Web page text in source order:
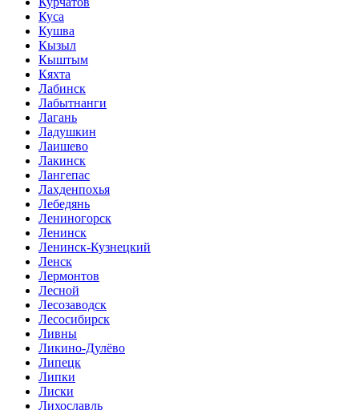
Куса
Кушва
Кызыл
Кыштым
Кяхта
Лабинск
Лабытнанги
Лагань
Ладушкин
Лаишево
Лакинск
Лангепас
Лахденпохья
Лебедянь
Лениногорск
Ленинск
Ленинск-Кузнецкий
Ленск
Лермонтов
Лесной
Лесозаводск
Лесосибирск
Ливны
Ликино-Дулёво
Липецк
Липки
Лиски
Лихославль